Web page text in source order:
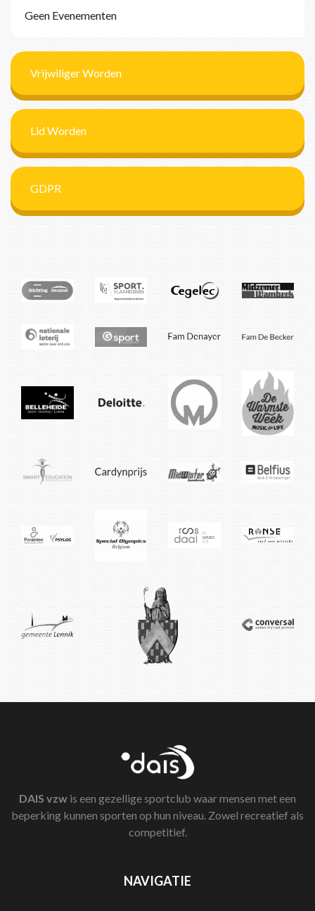
Geen Evenementen
Vrijwiliger Worden
Lid Worden
GDPR
DAIS vzw is een gezellige sportclub waar mensen met een
beperking kunnen sporten op hun niveau. Zowel recreatief als
competitief.
NAVIGATIE